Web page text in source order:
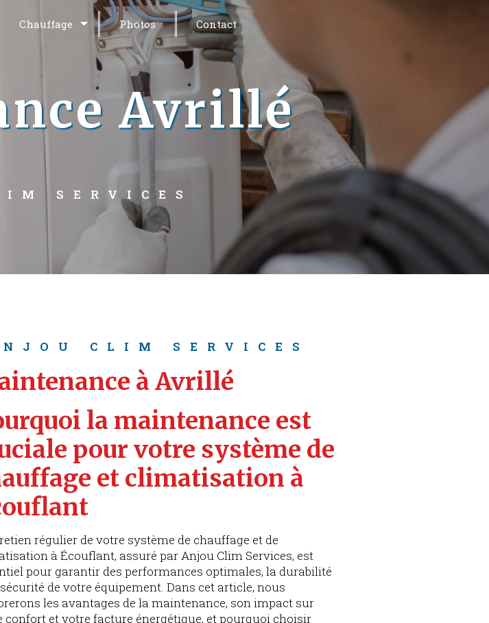
Chauffage Photos Contact
Avrillé
SERVICES
CLIM SERVICES
à Avrillé
la maintenance est
pour votre système de
et climatisation à
régulier de votre système de chauffage et de
à Écouflant, assuré par Anjou Clim Services, est
pour garantir des performances optimales, la durabilité
de votre équipement. Dans cet article, nous
les avantages de la maintenance, son impact sur
confort et votre facture énergétique, et pourquoi choisir